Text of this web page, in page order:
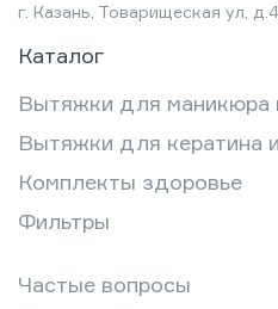
г. Казань, Товарищеская ул,
Каталог
Вытяжки для маникюра
Вытяжки для кератина
Комплекты здоровье
Фильтры
Частые вопросы